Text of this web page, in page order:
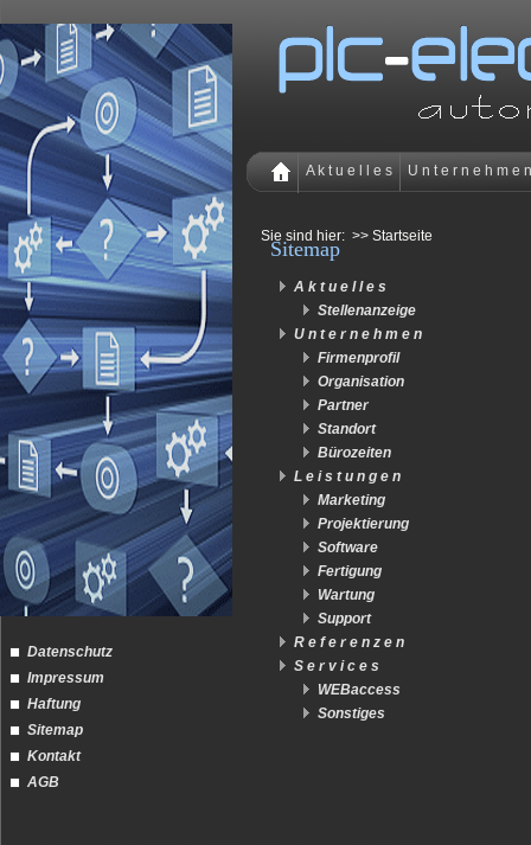
Datenschutz
Impressum
Haftung
Sitemap
Kontakt
AGB
Sitemap
A k t u e l l e s
Stellenanzeige
U n t e r n e h m e n
Firmenprofil
Organisation
Partner
Standort
Bürozeiten
L e i s t u n g e n
Marketing
Projektierung
Software
Fertigung
Wartung
Support
R e f e r e n z e n
S e r v i c e s
WEBaccess
Sonstiges
A k t u e l l e s U n t e r n e h m e n
Sie sind hier: >> Startseite